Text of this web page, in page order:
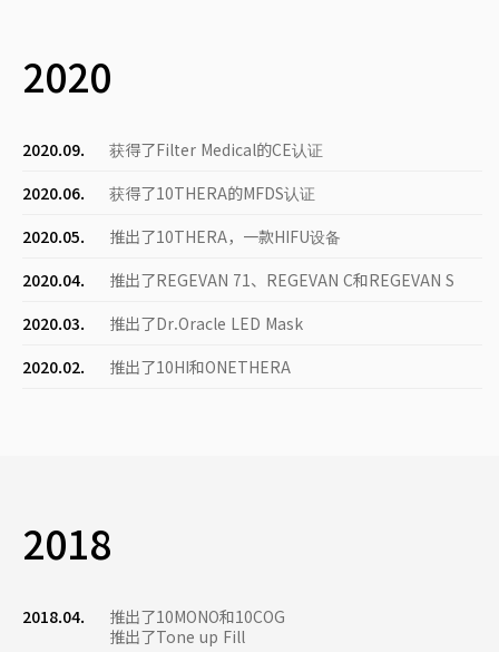
2020
2020.09.
获得了Filter Medical的CE认证
2020.06.
获得了10THERA的MFDS认证
2020.05.
推出了10THERA，一款HIFU设备
2020.04.
推出了REGEVAN 71、REGEVAN C和REGEVAN S
2020.03.
推出了Dr.Oracle LED Mask
2020.02.
推出了10HI和ONETHERA
2018
2018.04.
推出了10MONO和10COG
推出了Tone up Fill